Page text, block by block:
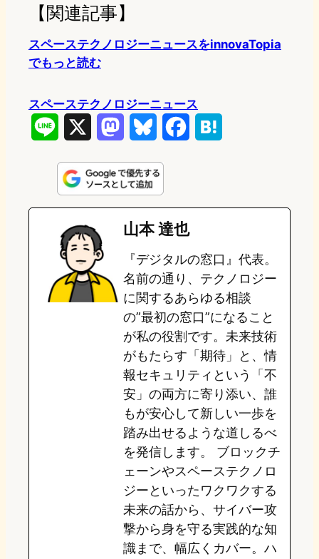
【関連記事】
スペーステクノロジーニュースをinnovaTopia
でもっと読む
スペーステクノロジーニュース
n
e
s
t
o
o
n
u
e
s
k
e
b
o
o
k
e
a
山本 達也
『デジタルの窓口』代表。
名前の通り、テクノロジー
に関するあらゆる相談
の”最初の窓口”になること
が私の役割です。未来技術
がもたらす「期待」と、情
報セキュリティという「不
安」の両方に寄り添い、誰
もが安心して新しい一歩を
踏み出せるような道しるべ
を発信します。 ブロックチ
ェーンやスペーステクノロ
ジーといったワクワクする
未来の話から、サイバー攻
撃から身を守る実践的な知
識まで、幅広くカバー。ハ